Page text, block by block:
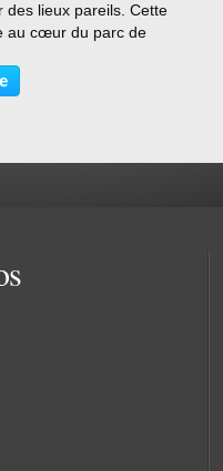
des lieux pareils. Cette
au cœur du parc de
sable blanc
turquoise et